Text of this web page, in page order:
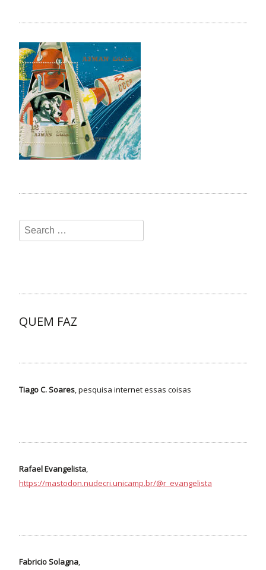
QUEM FAZ
Tiago C. Soares, pesquisa internet essas coisas
Rafael Evangelista,
https://mastodon.nudecri.unicamp.br/@r_evangelista
Fabricio Solagna,